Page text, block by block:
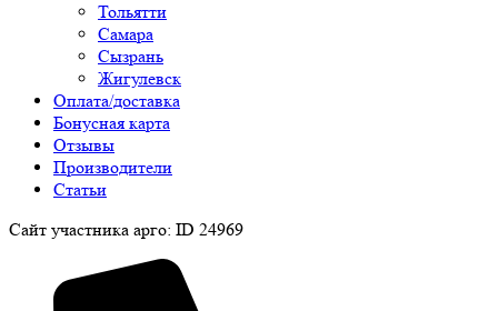
Тольятти
Самара
Сызрань
Жигулевск
Оплата/доставка
Бонусная карта
Отзывы
Производители
Статьи
Сайт участника арго: ID 24969